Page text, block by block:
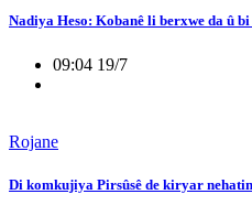
Nadiya Heso: Kobanê li berxwe da û bi
09:04 19/7
Rojane
Di komkujiya Pirsûsê de kiryar